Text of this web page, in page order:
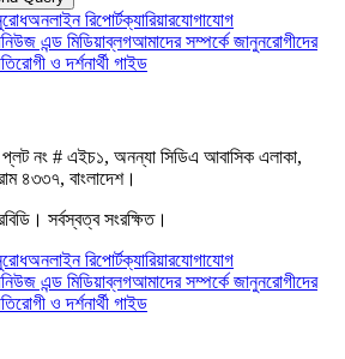
অনলাইন রিপোর্টক্যারিয়ারযোগাযোগ
নিউজ এন্ড মিডিয়াব্লগআমাদের সম্পর্কে জানুনরোগীদের
রোগী ও দর্শনার্থী গাইড
প্লট নং # এইচ১, অনন্যা সিডিএ আবাসিক এলাকা,
৪৩৩৭, বাংলাদেশ।
সর্বস্বত্ব সংরক্ষিত।
অনলাইন রিপোর্টক্যারিয়ারযোগাযোগ
নিউজ এন্ড মিডিয়াব্লগআমাদের সম্পর্কে জানুনরোগীদের
রোগী ও দর্শনার্থী গাইড